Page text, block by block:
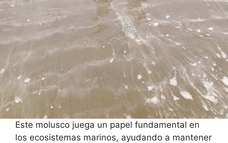
Este molusco juega un papel fundamental en
los ecosistemas marinos, ayudando a mantener